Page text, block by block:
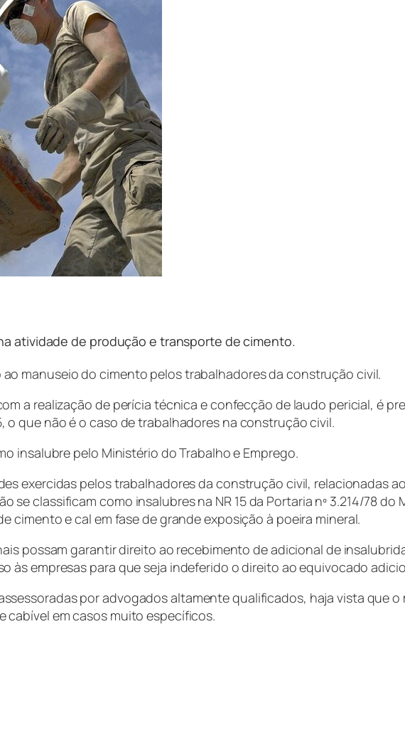
atividade de produção e transporte de cimento.
manuseio do cimento pelos trabalhadores da construção civil.
a realização de perícia técnica e confecção de laudo pericial, é
que não é o caso de trabalhadores na construção civil.
insalubre pelo Ministério do Trabalho e Emprego.
exercidas pelos trabalhadores da construção civil, relacionadas
classificam como insalubres na NR 15 da Portaria nº 3.214/78 do
cimento e cal em fase de grande exposição à poeira mineral.
possam garantir direito ao recebimento de adicional de
às empresas para que seja indeferido o direito ao equivocado
por advogados altamente qualificados, haja vista que
em casos muito específicos.